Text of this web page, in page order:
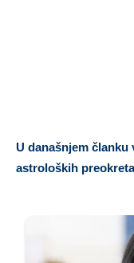
U današnjem članku
astroloških